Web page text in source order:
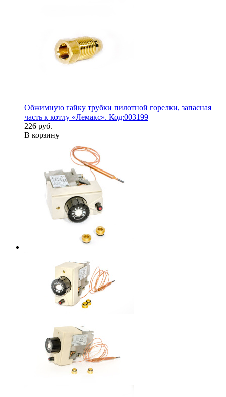
Обжимную гайку трубки пилотной горелки, запасная
часть к котлу «Лемакс». Код:003199
226 руб.
В корзину